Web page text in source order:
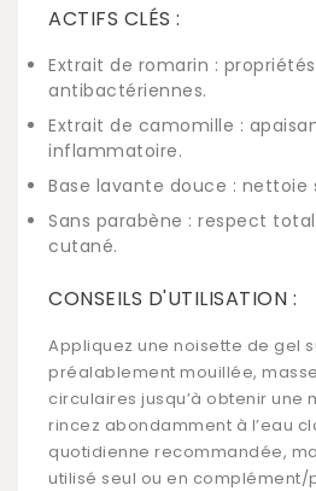
ACTIFS CLÉS :
Extrait de romarin :
antibactériennes.
Extrait de camomille :
inflammatoire.
Base lavante douce : nettoie
Sans parabène : respect total
cutané.
CONSEILS D'UTILISATION :
Appliquez une noisette de gel
préalablement mouillée,
circulaires jusqu’à obtenir une
rincez abondamment à l’eau
quotidienne recommandée,
utilisé seul ou en